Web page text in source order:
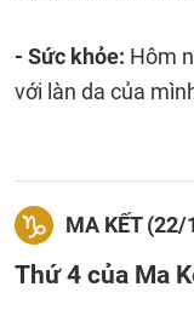
- Sức khỏe: Hôm
với làn da của
MA KẾT
Thứ 4 của Ma